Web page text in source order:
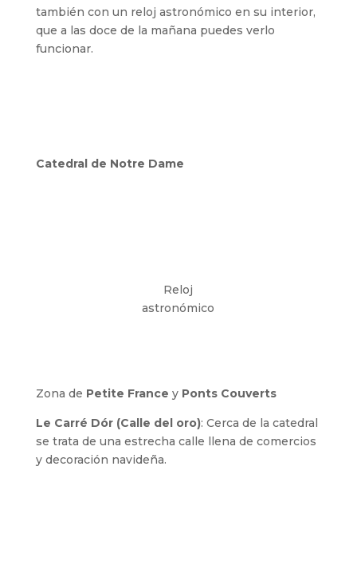
también con un reloj astronómico en su interior,
que a las doce de la mañana puedes verlo
funcionar.
Catedral de Notre Dame
Reloj
astronómico
Zona de Petite France y Ponts Couverts
Le Carré Dór (Calle del oro): Cerca de la catedral
se trata de una estrecha calle llena de comercios
y decoración navideña.